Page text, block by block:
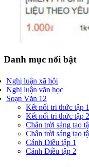
Danh mục nổi bật
Nghị luận xã hội
Nghị luận văn học
Soạn Văn 12
Kết nối tri thức tập 1
Kết nối tri thức tập 2
Chân trời sáng tạo
Chân trời sáng tạo
Cánh Diều tập 1
Cánh Diều tập 2